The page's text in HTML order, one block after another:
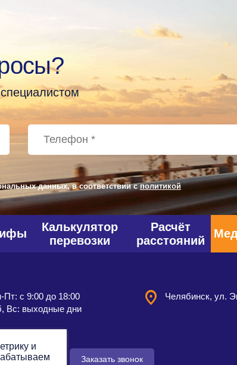
данных, в соответствии сполитикой
Калькулятор
перевозки
Расчёт
расстояний
Пт: с 9:00 до 18:00
Вс: выходные дни
Челябинск, ул.
заявку Заказать звонок
и